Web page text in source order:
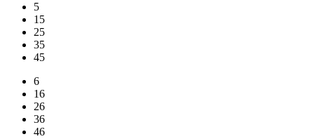
5
15
25
35
45
6
16
26
36
46